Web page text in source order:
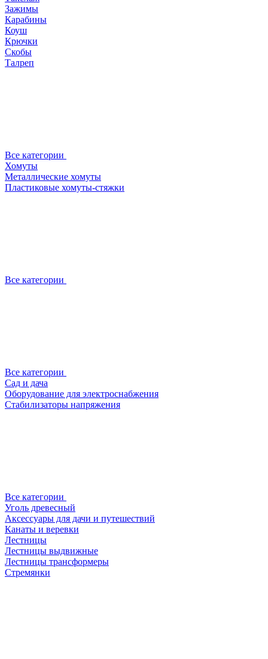
Зажимы
Карабины
Коуш
Крючки
Скобы
Талреп
Все категории
Хомуты
Металлические хомуты
Пластиковые хомуты-стяжки
Все категории
Все категории
Сад и дача
Оборудование для электроснабжения
Стабилизаторы напряжения
Все категории
Уголь древесный
Аксессуары для дачи и путешествий
Канаты и веревки
Лестницы
Лестницы выдвижные
Лестницы трансформеры
Стремянки